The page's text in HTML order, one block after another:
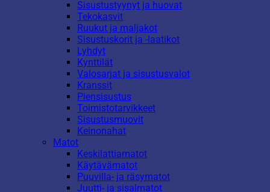
Sisustustyynyt ja huovat
Tekokasvit
Ruukut ja maljakot
Sisustuskorit ja -laatikot
Lyhdyt
Kynttilät
Valosarjat ja sisustusvalot
Kranssit
Piensisustus
Toimistotarvikkeet
Sisustusmuovit
Keinonahat
Matot
Keskilattiamatot
Käytävämatot
Puuvilla- ja räsymatot
Juutti- ja sisalmatot